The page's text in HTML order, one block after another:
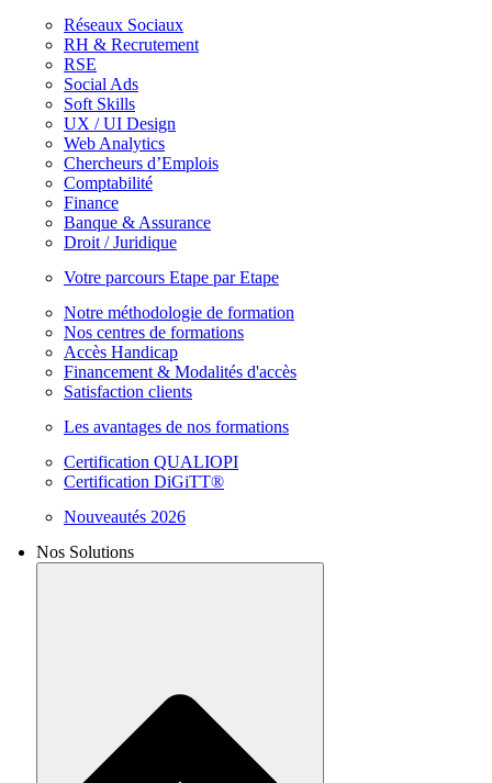
Réseaux Sociaux
RH & Recrutement
RSE
Social Ads
Soft Skills
UX / UI Design
Web Analytics
Chercheurs d’Emplois
Comptabilité
Finance
Banque & Assurance
Droit / Juridique
Votre parcours Etape par Etape
Notre méthodologie de formation
Nos centres de formations
Accès Handicap
Financement & Modalités d'accès
Satisfaction clients
Les avantages de nos formations
Certification QUALIOPI
Certification DiGiTT®
Nouveautés 2026
Nos Solutions